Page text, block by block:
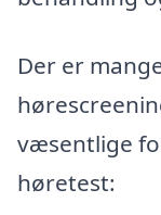
Der er
væsentlige
høretest: